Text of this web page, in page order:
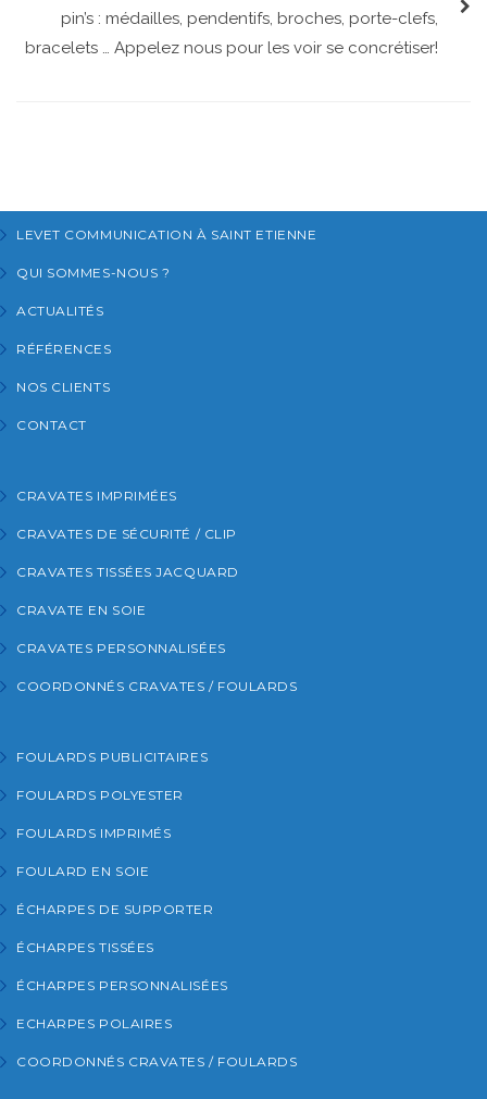
pin’s : médailles, pendentifs, broches, porte-clefs,
bracelets … Appelez nous pour les voir se concrétiser!
LEVET COMMUNICATION À SAINT ETIENNE
QUI SOMMES-NOUS ?
ACTUALITÉS
RÉFÉRENCES
NOS CLIENTS
CONTACT
CRAVATES IMPRIMÉES
CRAVATES DE SÉCURITÉ / CLIP
CRAVATES TISSÉES JACQUARD
CRAVATE EN SOIE
CRAVATES PERSONNALISÉES
COORDONNÉS CRAVATES / FOULARDS
FOULARDS PUBLICITAIRES
FOULARDS POLYESTER
FOULARDS IMPRIMÉS
FOULARD EN SOIE
ÉCHARPES DE SUPPORTER
ÉCHARPES TISSÉES
ÉCHARPES PERSONNALISÉES
ECHARPES POLAIRES
COORDONNÉS CRAVATES / FOULARDS